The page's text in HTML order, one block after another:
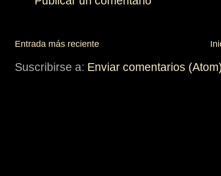
Entrada más reciente
Suscribirse a: Enviar comentarios